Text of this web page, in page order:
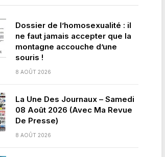
Dossier de l’homosexualité : il
ne faut jamais accepter que la
montagne accouche d’une
souris !
8 AOÛT 2026
La Une Des Journaux – Samedi
08 Août 2026 (Avec Ma Revue
De Presse)
8 AOÛT 2026